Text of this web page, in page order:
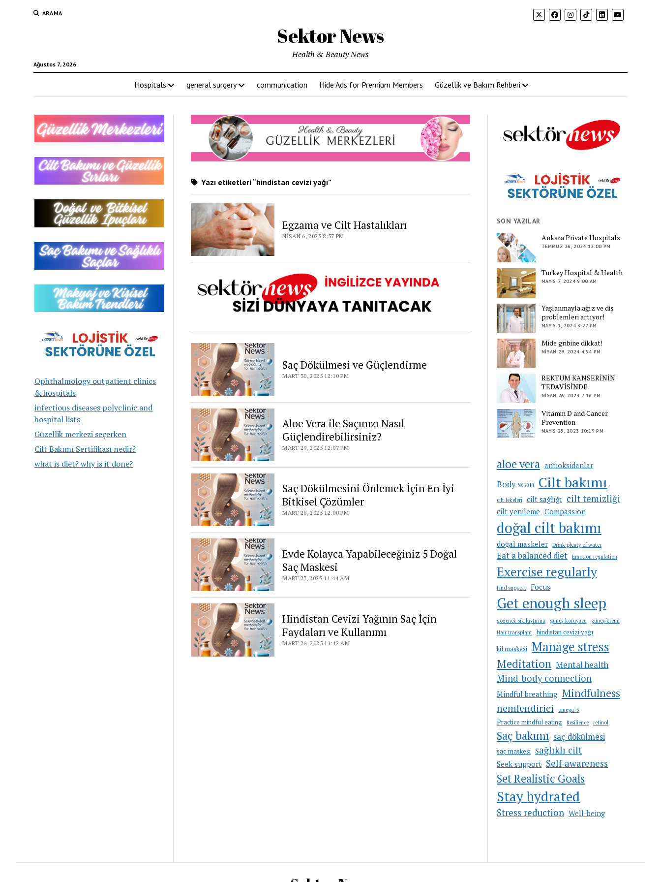
ARAMA
Sektor News
Ağustos 7, 2026
Health & Beauty News
Hospitals general surgery communication Hide Ads for Premium Members Güzellik ve Bakım Rehberi
Ophthalmology outpatient clinics
& hospitals
infectious diseases polyclinic and
hospital lists
Güzellik merkezi seçerken
Cilt Bakımı Sertifikası nedir?
what is diet? why is it done?
Yazı etiketleri “hindistan cevizi yağı”
Egzama ve Cilt Hastalıkları
NISAN 6, 2025 8:57 PM
Saç Dökülmesi ve Güçlendirme
MART 30, 2025 12:10 PM
Aloe Vera ile Saçınızı Nasıl
Güçlendirebilirsiniz?
MART 29, 2025 12:07 PM
Saç Dökülmesini Önlemek İçin En İyi
Bitkisel Çözümler
MART 28, 2025 12:00 PM
Evde Kolayca Yapabileceğiniz 5 Doğal
Saç Maskesi
MART 27, 2025 11:44 AM
Hindistan Cevizi Yağının Saç İçin
Faydaları ve Kullanımı
MART 26, 2025 11:42 AM
SON YAZILAR
Ankara Private Hospitals
TEMMUZ 26, 2024 12:00 PM
Turkey Hospital & Health
MAYIS 7, 2024 9:00 AM
Yaşlanmayla ağız ve diş
problemleri artıyor!
MAYIS 1, 2024 3:27 PM
Mide gribine dikkat!
NISAN 29, 2024 4:54 PM
REKTUM KANSERİNİN
TEDAVİSİNDE
NISAN 26, 2024 7:16 PM
Vitamin D and Cancer
Prevention
MAYIS 25, 2023 10:19 PM
aloe vera antioksidanlar
Body scan Cilt bakımı
cilt lekeleri cilt sağlığı cilt temizliği
cilt yenileme Compassion
doğal cilt bakımı
doğal maskeler Drink plenty of water
Eat a balanced diet Emotion regulation
Exercise regularly
Find support Focus
Get enough sleep
gözenek sıkılaştırma güneş koruyucu
güneş kremi
Hair transplant
hindistan cevizi yağı
kil maskesi Manage stress
Meditation Mental health
Mind-body connection
Mindful breathing Mindfulness
nemlendirici omega-3
Practice mindful eating Resilience retinol
Saç bakımı saç dökülmesi
saç maskesi sağlıklı cilt
Seek support Self-awareness
Set Realistic Goals
Stay hydrated
Stress reduction Well-being